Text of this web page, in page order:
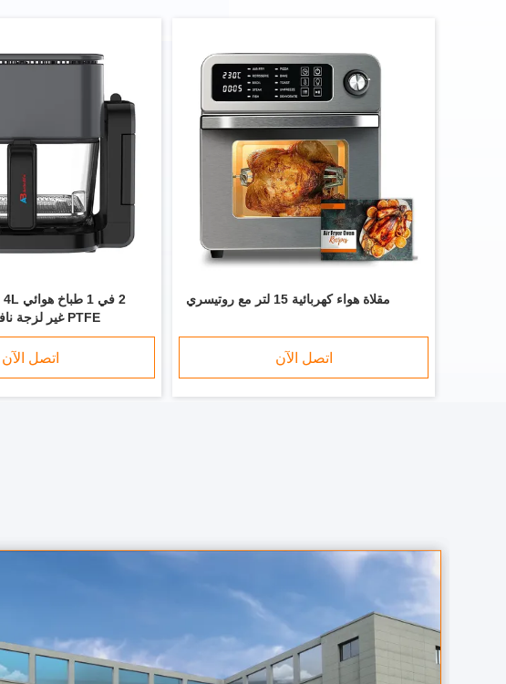
مقلاة هواء كهربائية 15 لتر مع روتيسري
اتصل الآن
PTFE غير لزجة نافذة زجاجية مرئية
اتصل الآن